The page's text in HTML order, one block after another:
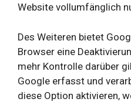
Website vollumfänglich
Des Weiteren bietet
Browser eine
mehr Kontrolle darüber
Google erfasst und
diese Option aktivieren,